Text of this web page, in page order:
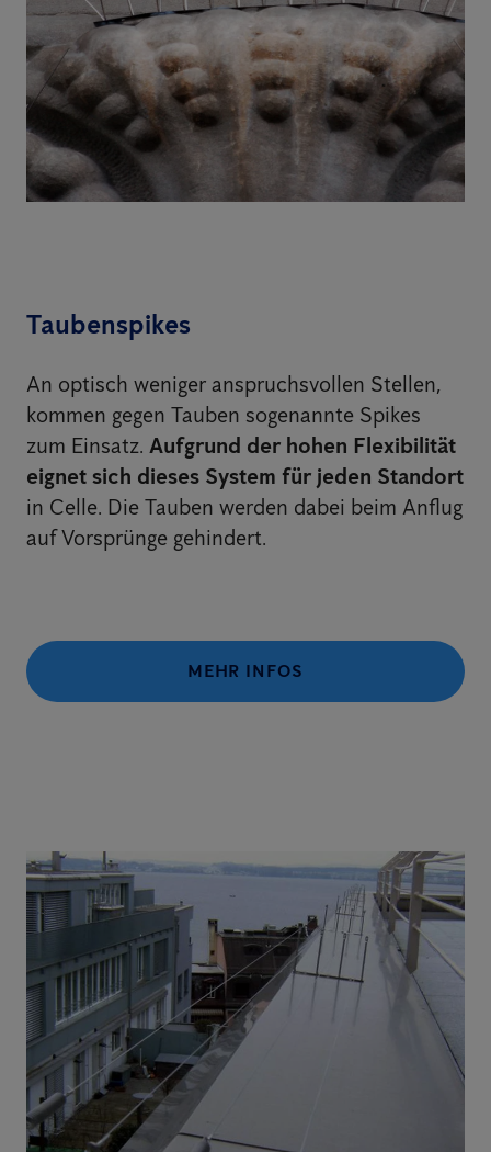
Taubenspikes
An optisch weniger anspruchsvollen Stellen,
kommen gegen Tauben sogenannte Spikes
zum Einsatz. Aufgrund der hohen Flexibilität
eignet sich dieses System für jeden Standort
in Celle. Die Tauben werden dabei beim Anflug
auf Vorsprünge gehindert.
MEHR INFOS